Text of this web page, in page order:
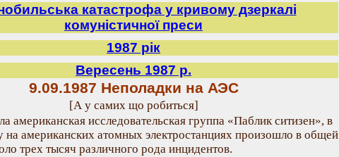
катастрофа у кривому дзеркалі
комуністичної преси
1987 рік
Вересень 1987 р.
9.09.1987 Неполадки на АЭС
[А у самих що робиться]
американская исследовательская группа «Паблик ситизен», в
американских атомных электростанциях произошло в общей
трех тысяч различного рода инцидентов.